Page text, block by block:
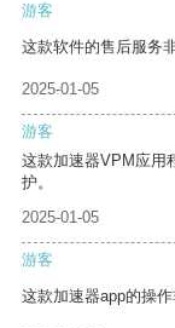
游客
这款软件的售后服务
2025-01-05
游客
这款加速器VPM应用
护。
2025-01-05
游客
这款加速器app的操